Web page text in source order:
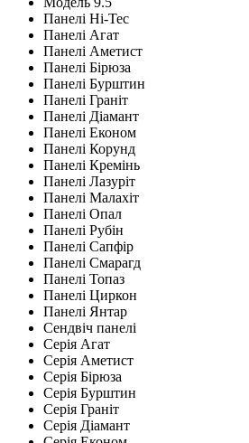
Панелі Hi-Tec
Панелі Агат
Панелі Аметист
Панелі Бірюза
Панелі Бурштин
Панелі Граніт
Панелі Діамант
Панелі Економ
Панелі Корунд
Панелі Кремінь
Панелі Лазуріт
Панелі Малахіт
Панелі Опал
Панелі Рубін
Панелі Сапфір
Панелі Смарагд
Панелі Топаз
Панелі Циркон
Панелі Янтар
Сендвіч панелі
Серія Агат
Серія Аметист
Серія Бірюза
Серія Бурштин
Серія Граніт
Серія Діамант